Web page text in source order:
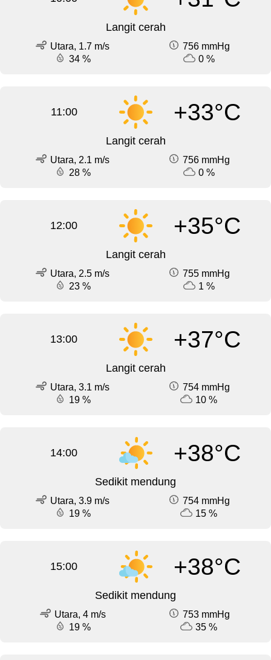
Langit cerah
Utara, 1.7 m/s
756 mmHg
34 %
0 %
11:00 +33°C
Langit cerah
Utara, 2.1 m/s
756 mmHg
28 %
0 %
12:00 +35°C
Langit cerah
Utara, 2.5 m/s
755 mmHg
23 %
1 %
13:00 +37°C
Langit cerah
Utara, 3.1 m/s
754 mmHg
19 %
10 %
14:00 +38°C
Sedikit mendung
Utara, 3.9 m/s
754 mmHg
19 %
15 %
15:00 +38°C
Sedikit mendung
Utara, 4 m/s
753 mmHg
19 %
35 %